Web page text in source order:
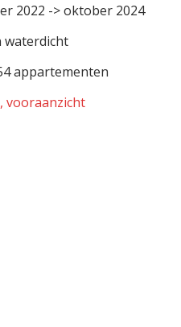
2022 -> oktober 2024
waterdicht
appartementen